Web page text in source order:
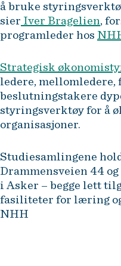
å bruke
sier Iver Bragelien,
programleder hos
Strategisk
ledere, mellomledere,
beslutningstakere
styringsverktøy for å
organisasjoner.
Studiesamlingene
Drammensveien 44
i Asker – begge lett
fasiliteter for læring
NHH